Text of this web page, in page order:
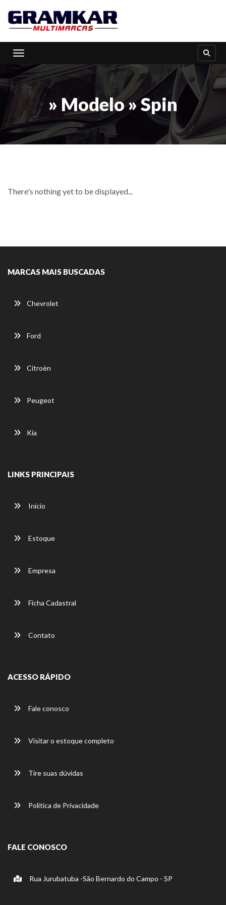
Toggle navigation
» Modelo » Spin
There's nothing yet to be displayed...
MARCAS MAIS BUSCADAS
Chevrolet
Ford
Citroën
Peugeot
Kia
LINKS PRINCIPAIS
Início
Estoque
Empresa
Ficha Cadastral
Contato
ACESSO RÁPIDO
Fale conosco
Visitar o estoque completo
Tire suas dúvidas
Política de Privacidade
FALE CONOSCO
Rua Jurubatuba -São Bernardo do Campo - SP